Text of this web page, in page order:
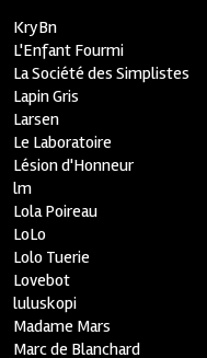
KryBn
L'Enfant Fourmi
La Société des Simplistes
Lapin Gris
Larsen
Le Laboratoire
Lésion d'Honneur
lm
Lola Poireau
LoLo
Lolo Tuerie
Lovebot
luluskopi
Madame Mars
Marc de Blanchard